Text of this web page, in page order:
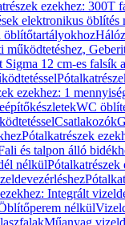
ezekhez: 300T
elektronikus öblítés
öblítőtartályokhoz
működtetéshez,
Sigma 12 cm-es falsík
ezekhez: 1
WC
Csatlakozók
Pótalkatrészek
és talpon álló
nélkülPótalkatrészek
Integrált
nélkül
Műanyag